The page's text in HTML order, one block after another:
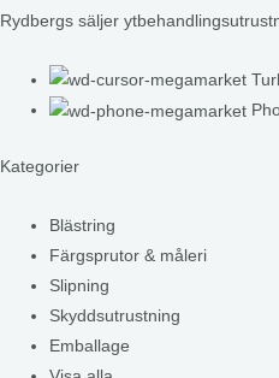
Rydbergs säljer
Kategorier
Blästring
Färgsprutor & måleri
Slipning
Skyddsutrustning
Emballage